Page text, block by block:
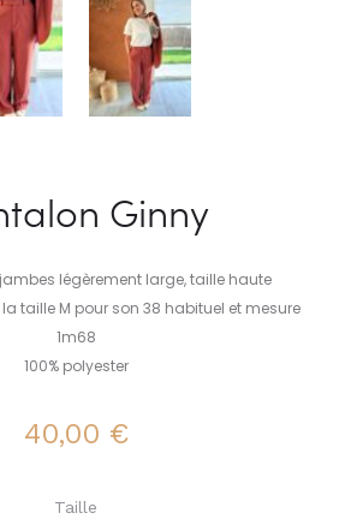
Ginny
légèrement large, taille haute
taille M pour son 38 habituel et mesure
1m68
100% polyester
40,00 €
Taille